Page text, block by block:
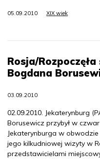
05.09.2010 XIX wiek
Rosja/
Bogdana
03.09.2010
02.09.2010. Jekaterynburg
Borusewicz przybył w
Jekaterynburga w
jego kilkudniowej wizyty w
przedstawicielami